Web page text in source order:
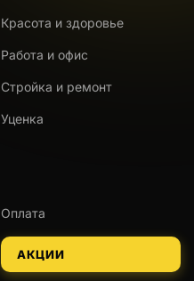
Красота и здоровье
Работа и офис
Стройка и ремонт
Уценка
Оплата
АКЦИИ